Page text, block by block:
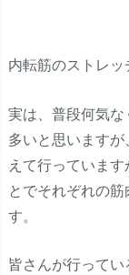
内転筋のストレッ
実は、普段何気
多いと思います
えて行っていま
とでそれぞれの
す。
皆さんが行って